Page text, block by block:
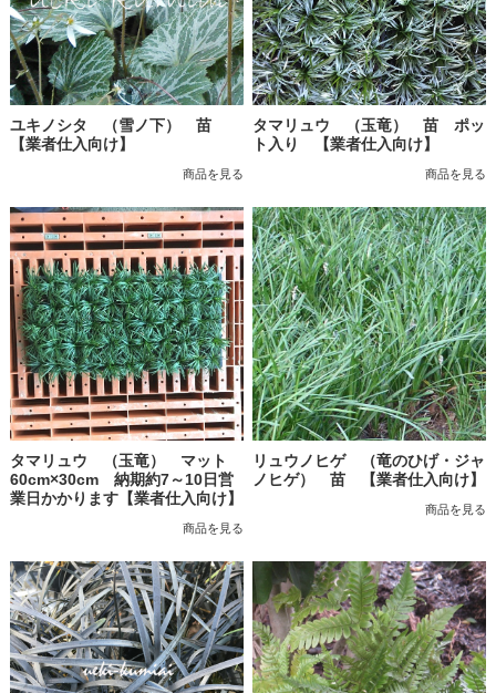
ユキノシタ （雪ノ下） 苗
【業者仕入向け】
商品を見る
タマリュウ （玉竜） 苗 ポッ
ト入り 【業者仕入向け】
商品を見る
タマリュウ （玉竜） マット
60cm×30cm 納期約7～10日営
業日かかります【業者仕入向け】
商品を見る
リュウノヒゲ （竜のひげ・ジャ
ノヒゲ） 苗 【業者仕入向け】
商品を見る